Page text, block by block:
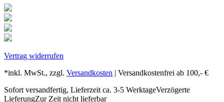
Vertrag widerrufen
*inkl. MwSt., zzgl. Versandkosten | Versandkostenfrei ab 100,- €
Sofort versandfertig, Lieferzeit ca. 3-5 WerktageVerzögerte
LieferungZur Zeit nicht lieferbar